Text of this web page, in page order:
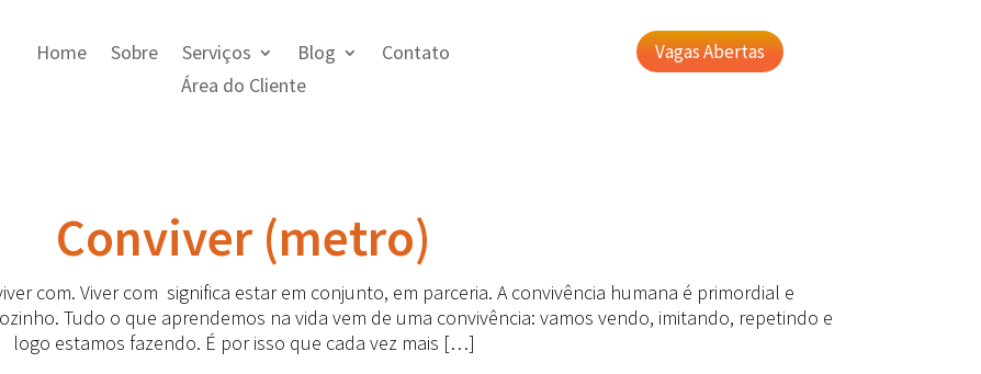
Home Sobre Serviços Blog
Contato
Área do Cliente
Vagas Abertas
Conviver (metro)
com. Viver com significa estar em conjunto, em parceria. A convivência humana é primordial e
Tudo o que aprendemos na vida vem de uma convivência: vamos vendo, imitando, repetindo e
logo estamos fazendo. É por isso que cada vez mais […]